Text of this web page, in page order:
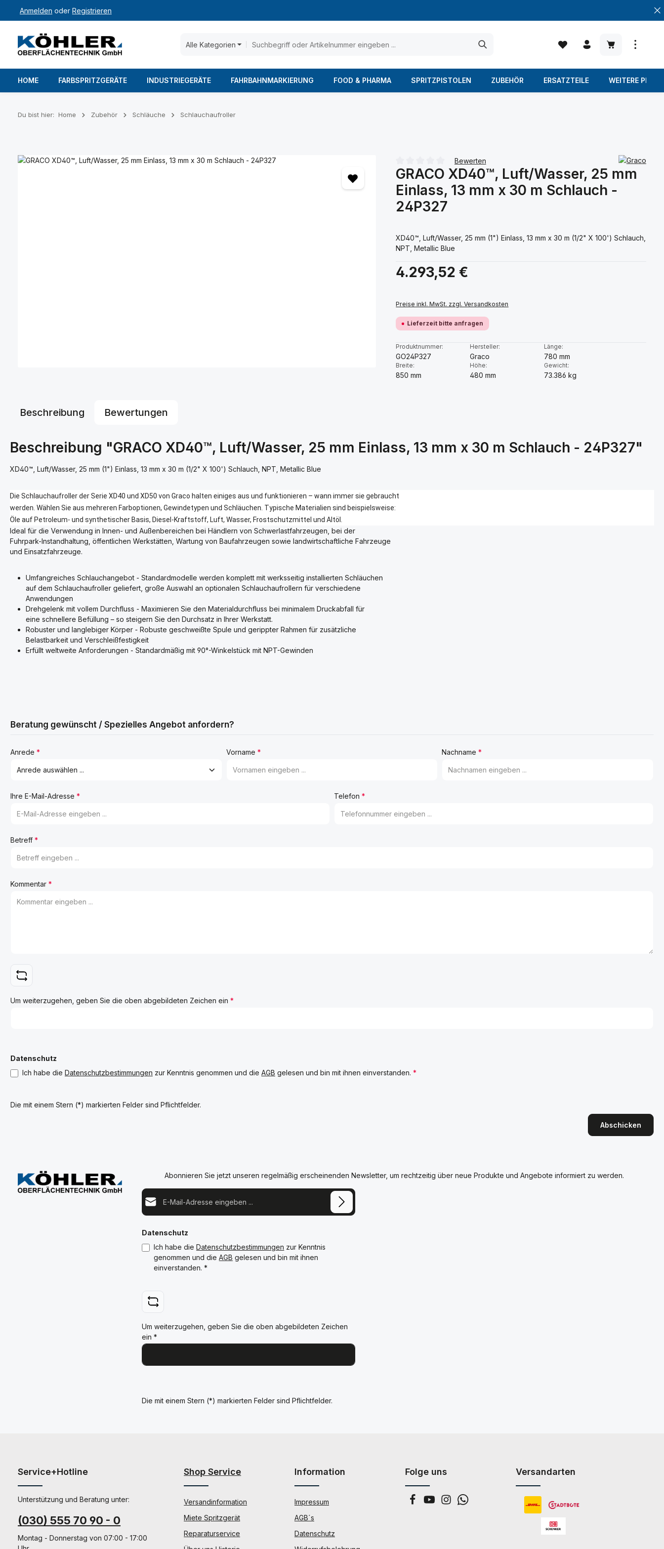
Hauptinhalt springen
Zur Suche springen
Zur Hauptnavigation springen
Anmelden oder Registrieren
Alle Kategorien
Warenkorb
HOME FARBSPRITZGERÄTE INDUSTRIEGERÄTE FAHRBAHNMARKIERUNG FOOD & PHARMA SPRITZPISTOLEN ZUBEHÖR ERSATZTEILE WEITERE
Du bist hier: Home Zubehör Schläuche Schlauchaufroller
Bildergalerie überspringen
Durchschnittliche Bewertung von 0 von 5 Sternen
Bewerten
GRACO XD40™, Luft/Wasser, 25 mm
Einlass, 13 mm x 30 m Schlauch -
24P327
XD40™, Luft/Wasser, 25 mm (1") Einlass, 13 mm x 30 m (1/2" X 100') Schlauch,
NPT, Metallic Blue
Regulärer Preis:
4.293,52 €
Preise inkl. MwSt. zzgl. Versandkosten
Lieferzeit bitte anfragen
Produktnummer:
GO24P327
Hersteller:
Graco
Länge:
780 mm
Breite:
850 mm
Höhe:
480 mm
Gewicht:
73.386 kg
Beschreibung Bewertungen
Beschreibung "GRACO XD40™, Luft/Wasser, 25 mm Einlass, 13 mm x 30 m Schlauch - 24P327"
XD40™, Luft/Wasser, 25 mm (1") Einlass, 13 mm x 30 m (1/2" X 100') Schlauch, NPT, Metallic Blue
Die Schlauchaufroller der Serie XD40 und XD50 von Graco halten einiges aus und funktionieren – wann immer sie gebraucht
werden. Wählen Sie aus mehreren Farboptionen, Gewindetypen und Schläuchen. Typische Materialien sind beispielsweise:
Öle auf Petroleum- und synthetischer Basis, Diesel-Kraftstoff, Luft, Wasser, Frostschutzmittel und Altöl.
Ideal für die Verwendung in Innen- und Außenbereichen bei Händlern von Schwerlastfahrzeugen, bei der
Fuhrpark-Instandhaltung, öffentlichen Werkstätten, Wartung von Baufahrzeugen sowie landwirtschaftliche Fahrzeuge
und Einsatzfahrzeuge.
Umfangreiches Schlauchangebot - Standardmodelle werden komplett mit werksseitig installierten Schläuchen
auf dem Schlauchaufroller geliefert, große Auswahl an optionalen Schlauchaufrollern für verschiedene
Anwendungen
Drehgelenk mit vollem Durchfluss - Maximieren Sie den Materialdurchfluss bei minimalem Druckabfall für
eine schnellere Befüllung – so steigern Sie den Durchsatz in Ihrer Werkstatt.
Robuster und langlebiger Körper - Robuste geschweißte Spule und gerippter Rahmen für zusätzliche
Belastbarkeit und Verschleißfestigkeit
Erfüllt weltweite Anforderungen - Standardmäßig mit 90°-Winkelstück mit NPT-Gewinden
Beratung gewünscht / Spezielles Angebot anfordern?
Anrede * Vorname * Nachname*
Ihre E-Mail-Adresse * Telefon *
Betreff *
Kommentar *
Um weiterzugehen, geben Sie die oben abgebildeten Zeichen ein *
Datenschutz
Ich habe die Datenschutzbestimmungen zur Kenntnis genommen und die AGB gelesen und bin mit ihnen einverstanden. *
Die mit einem Stern (*) markierten Felder sind Pflichtfelder.
Abschicken
Abonnieren Sie jetzt unseren regelmäßig erscheinenden Newsletter, um rechtzeitig über neue Produkte und Angebote informiert zu werden.
E-Mail-Adresse*
Datenschutz
Ich habe dieDatenschutzbestimmungen zur Kenntnis
genommen und dieAGB gelesen und bin mit ihnen
einverstanden.*
Um weiterzugehen, geben Sie die oben abgebildeten Zeichen
ein*
Die mit einem Stern (*) markierten Felder sind Pflichtfelder.
Service+Hotline
Unterstützung und Beratung unter:
(030) 555 70 90 - 0
Montag - Donnerstag von 07:00 - 17:00
Shop Service
Versandinformation
Miete Spritzgerät
Reparaturservice
Information
Impressum
AGB´s
Datenschutz
Folge uns Versandarten